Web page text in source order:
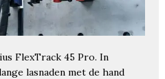
FlexTrack 45 Pro. In
lasnaden met de hand